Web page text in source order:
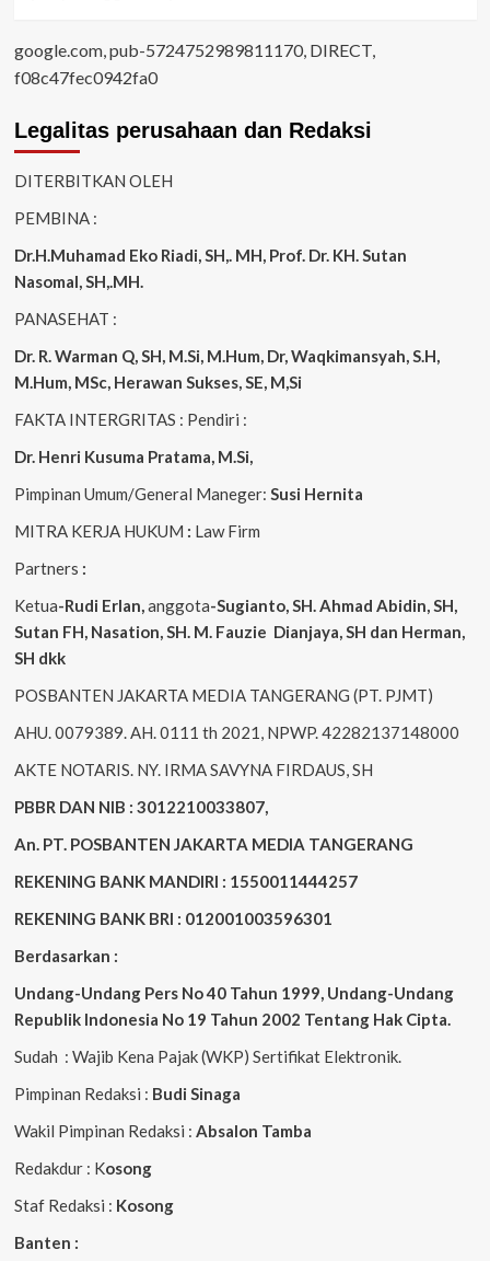
google.com, pub-5724752989811170, DIRECT,
f08c47fec0942fa0
Legalitas perusahaan dan Redaksi
DITERBITKAN OLEH
PEMBINA :
Dr.H.Muhamad Eko Riadi , SH,. MH , Prof. Dr. KH. Sutan
Nasomal, SH,.MH.
PANASEHAT :
Dr. R. Warman Q, SH, M.Si, M.Hum Dr, Waqkimansyah, S.H,
M.Hum, MSc, Herawan Sukses, SE, M,Si
FAKTA INTERGRITAS : Pendiri :
Dr. Henri Kusuma Pratama, M.Si
Pimpinan Umum/General Maneger: Susi Hernita
MITRA KERJA HUKUM : Law Firm
Partners :
Ketua-Rudi Erlan anggota-Sugianto, SH. Ahmad Abidin , SH,
Sutan FH, Nasation , SH. M. Fauzie Dianjaya , SH dan Herman,
SH dkk
POSBANTEN JAKARTA MEDIA TANGERANG (PT. PJMT)
AHU. 0079389. AH. 0111 th 2021, NPWP. 42282137148000
AKTE NOTARIS. NY. IRMA SAVYNA FIRDAUS, SH
PBBR DAN NIB : 3012210033807,
An. PT. POSBANTEN JAKARTA MEDIA TANGERANG
REKENING BANK MANDIRI : 1550011444257
REKENING BANK BRI : 012001003596301
Berdasarkan :
Undang-Undang Pers No 40 Tahun 1999, Undang-Undang
Republik Indonesia No 19 Tahun 2002 Tentang Hak Cipta
Sudah : Wajib Kena Pajak (WKP) Sertifikat Elektronik.
Pimpinan Redaksi : Budi Sinaga
Wakil Pimpinan Redaksi : Absalon Tamba
Redakdur : Kosong
Staf Redaksi : Kosong
Banten :